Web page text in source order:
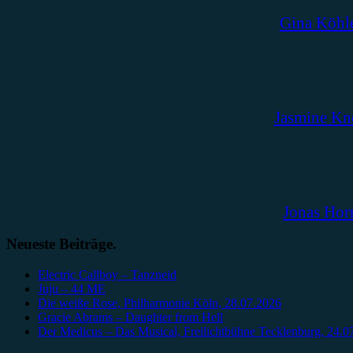
Gina
Jasmine
Jonas
Neueste Beiträge.
Electric Callboy – Tanzneid
Juju – 44 ME
Die weiße Rose, Philharmonie Köln, 28.07.2026
Gracie Abrams – Daughter from Hell
Der Medicus – Das Musical, Freilichtbühne Tecklenburg,